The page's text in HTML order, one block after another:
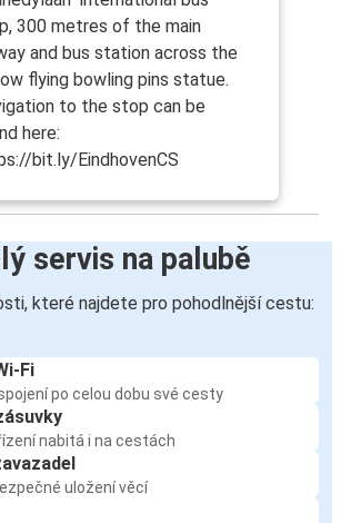
300 metres of the main
and bus station across the
flying bowling pins statue.
to the stop can be
here:
bit.ly/EindhovenCS
servis na palubě
které najdete pro pohodlnější cestu:
Fi
po celou dobu své cesty
nabitá i na cestách
uložení věcí